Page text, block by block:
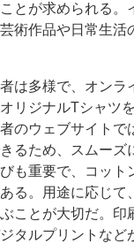
とが求められる。
術作品や日常生活
は多様で、オンラ
リジナルTシャツ
のウェブサイトで
るため、スムーズ
も重要で、コット
る。用途に応じて
ことが大切だ。印
タルプリントなど